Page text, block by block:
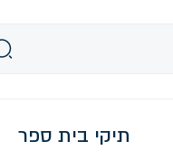
תיקי בית ספר